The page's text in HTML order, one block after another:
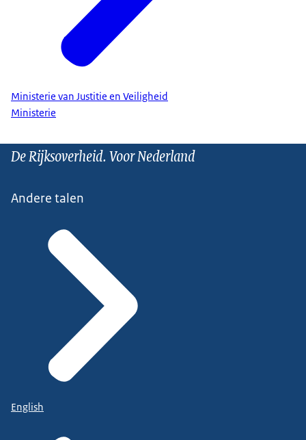
Ministerie van Justitie en Veiligheid
Ministerie
De Rijksoverheid. Voor Nederland
Andere talen
English